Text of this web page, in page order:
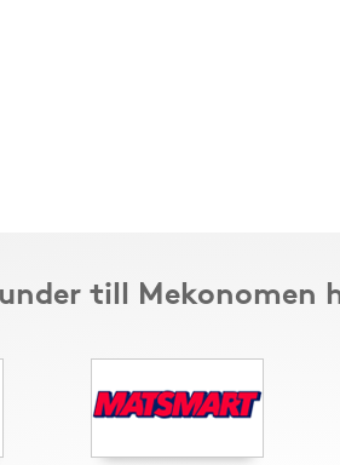
till Mekonomen